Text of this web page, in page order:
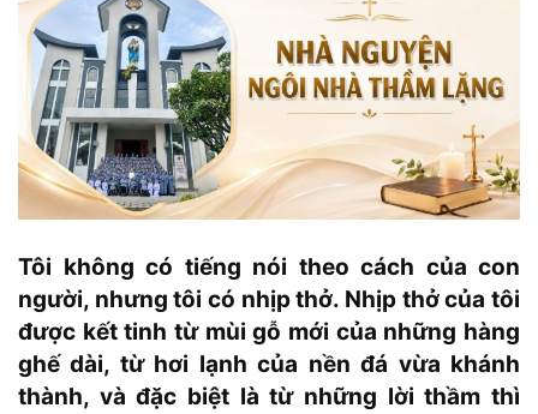
Tôi không có tiếng nói theo cách của con
người, nhưng tôi có nhịp thở. Nhịp thở của tôi
được kết tinh từ mùi gỗ mới của những hàng
ghế dài, từ hơi lạnh của nền đá vừa khánh
thành, và đặc biệt là từ những lời thầm thì